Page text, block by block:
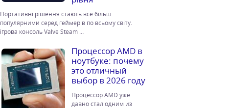
Портативні рішення стають все більш
популярними серед геймерів по всьому світу.
ігрова консоль Valve Steam …
Процессор AMD в
ноутбуке: почему
это отличный
выбор в 2026 году
Процессор AMD уже
давно стал одним из